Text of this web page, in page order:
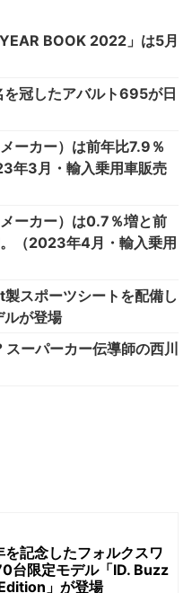
BOOK 2022」は5月
冠したアバルト695が日
ーカー）は前年比7.9％
年3月・輸入乗用車販売
ーカー）は0.7％増と前
（2023年4月・輸入乗用
スポーツシートを配備し
が登場
ーパーカー伝導師の西川
を記念したフォルクスワ
台限定モデル「ID. Buzz
」が登場